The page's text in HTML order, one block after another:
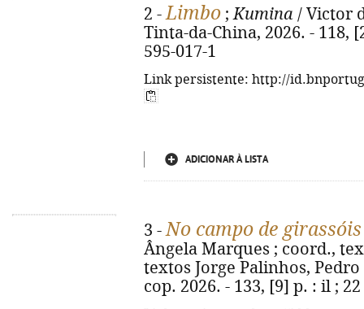
2 -Limbo ;Kumina / Victor
Tinta-da-China, 2026. - 118,
595-017-1
Link persistente: http://
ADICIONAR À LISTA
3 -No campo de
Ângela Marques ; coord.,
textos Jorge Palinhos,
cop. 2026. - 133, [9] p. : il ;